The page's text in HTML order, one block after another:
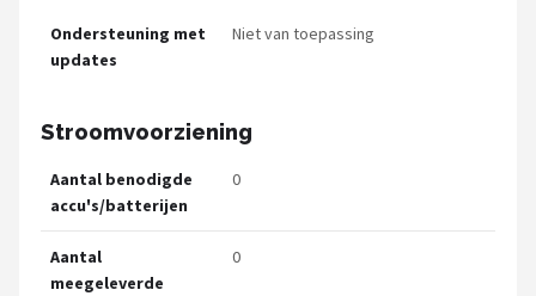
Ondersteuning met
updates
Niet van toepassing
Stroomvoorziening
Aantal benodigde
accu's/batterijen
0
Aantal
meegeleverde
0